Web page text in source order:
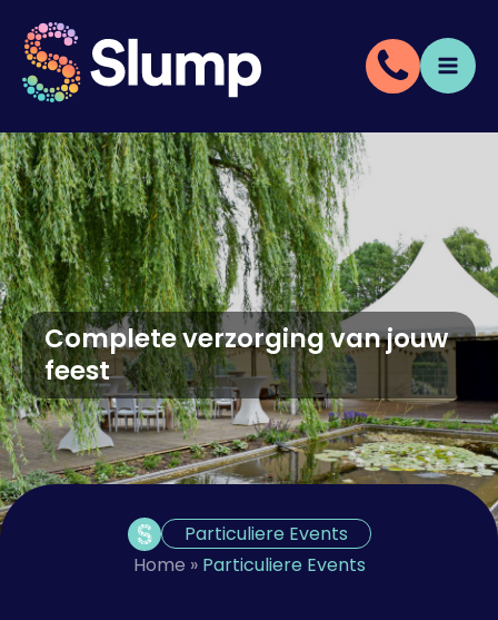
Complete verzorging van jouw
feest
Particuliere Events
Home » Particuliere Events